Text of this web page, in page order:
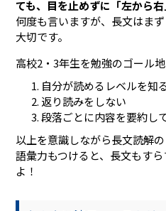
ても、目を止めずに「左から
何度も言いますが、長文はま
大切です。
高校2・3年生を勉強のゴール
自分が読めるレベルを知
返り読みをしない
段落ごとに内容を要約し
以上を意識しながら長文読解
語彙力もつけると、長文もす
よ！